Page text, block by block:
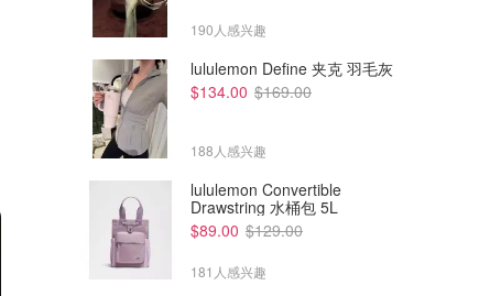
190人感兴趣
lululemon Define 夹克 羽毛灰
$134.00 $169.00
188人感兴趣
lululemon Convertible
Drawstring 水桶包 5L
$89.00 $129.00
181人感兴趣